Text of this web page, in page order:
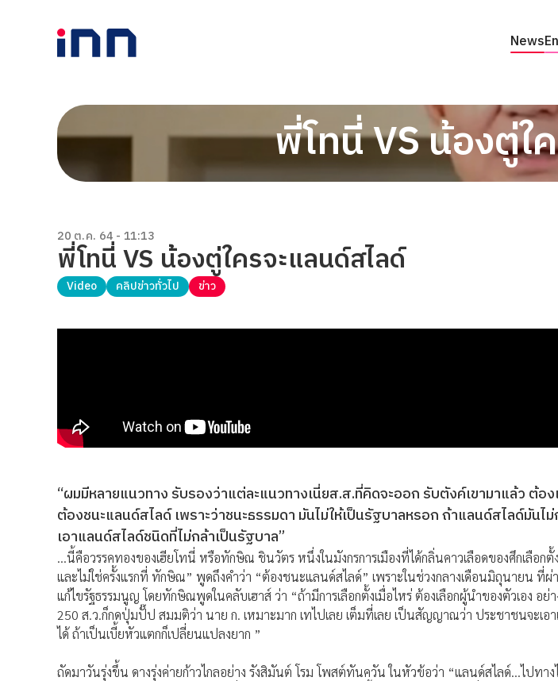
News
พี่โทนี่ VS น้องตู่ใ
20 ต.ค. 64 - 11:13
พี่โทนี่ VS น้องตู่ใครจะแลนด์สไลด์
Video คลิปข่าวทั่วไป ข่าว
“ผมมีหลายแนวทาง รับรองว่าแต่ละแนวทางเนี่ยส.ส.ที่คิดจะออก รับตังค์เขามาแล้ว ต้อ
ต้องชนะแลนด์สไลด์ เพราะว่าชนะธรรมดา มันไม่ให้เป็นรัฐบาลหรอก ถ้าแลนด์สไลด์มันไ
เอาแลนด์สไลด์ชนิดที่ไม่กล้าเป็นรัฐบาล”
…นี้คือวรรคทองของเฮียโทนี่ หรือทักษิณ ชินวัตร หนึ่งในมังกรการเมืองที่ได้กลิ่นคาวเลือดของศึกเลือกตั้
และไม่ใช่ครั้งแรกที่ ทักษิณ” พูดถึงคำว่า “ต้องชนะแลนด์สไลด์” เพราะในช่วงกลางเดือนมิถุนายน ที่ผ่
แก้ไขรัฐธรรมนูญ โดยทักษิณพูดในคลับเฮาส์ ว่า “ถ้ามีการเลือกตั้งเมื่อไหร่ ต้องเลือกผู้นำของตัวเอง อย่า
250 ส.ว.ก็กดปุ่มปั๊ป สมมติว่า นาย ก. เหมาะมาก เทไปเลย เต็มที่เลย เป็นสัญญาณว่า ประชาชนจะเอ
ได้ ถ้าเป็นเบี้ยหัวแตกก็เปลี่ยนแปลงยาก ”
ถัดมาวันรุ่งขึ้น ดางรุ่งค่ายก้าวไกลอย่าง รังสิมันต์ โรม โพสต์ทันควัน ในหัวข้อว่า “แลนด์สไลด์…ไปทาง